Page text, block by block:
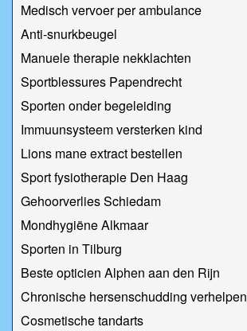
Medisch vervoer per ambulance
Anti-snurkbeugel
Manuele therapie nekklachten
Sportblessures Papendrecht
Sporten onder begeleiding
Immuunsysteem versterken kind
Lions mane extract bestellen
Sport fysiotherapie Den Haag
Gehoorverlies Schiedam
Mondhygiëne Alkmaar
Sporten in Tilburg
Beste opticien Alphen aan den Rijn
Chronische hersenschudding verhelpen
Cosmetische tandarts